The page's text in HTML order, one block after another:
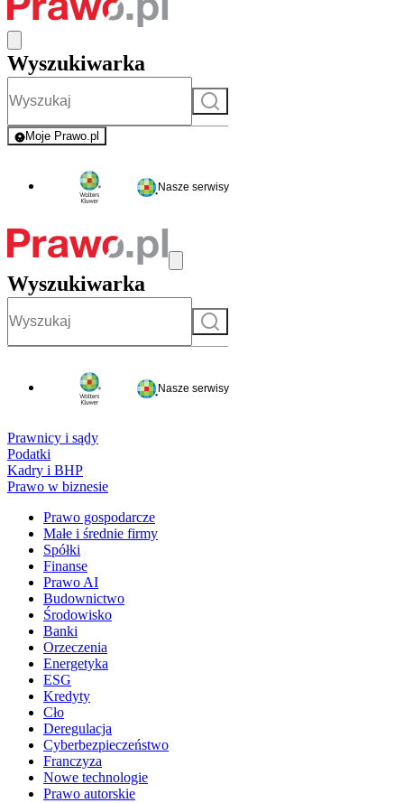
Wyszukiwarka
Szukaj
Moje Prawo.pl
- rejestracja i logowanie do serwisu
Nasze serwisy
Wyszukiwarka
Szukaj
Nasze serwisy
Prawnicy i sądy
Podatki
Kadry i BHP
Prawo w biznesie
Prawo gospodarcze
Małe i średnie firmy
Spółki
Finanse
Prawo AI
Budownictwo
Środowisko
Banki
Orzeczenia
Energetyka
ESG
Kredyty
Cło
Deregulacja
Cyberbezpieczeństwo
Franczyza
Nowe technologie
Prawo autorskie